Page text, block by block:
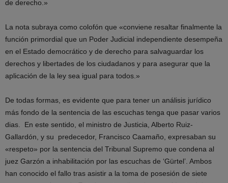
de derecho.»
La nota subraya como colofón que «conviene resaltar finalmente la
función primordial que un Poder Judicial independiente desempeña
en el Estado democrático y de derecho para salvaguardar los
derechos y libertades de los ciudadanos y para asegurar que la
aplicación de la ley sea igual para todos.»
De todas formas, es evidente que para tener un análisis jurídico
más fondo de la sentencia de las escuchas tenga que pasar varios
dias. En este sentido, el ministro de Justicia, Alberto Ruiz-
Gallardón, y su predecedor, Francisco Caamaño, expresaban su
«respeto» por la sentencia del Tribunal Supremo que condena al
juez Garzón a inhabilitación por las escuchas de ‘Gürtel’. Ambos
han conocido el fallo tras asistir a la toma de posesión de siete